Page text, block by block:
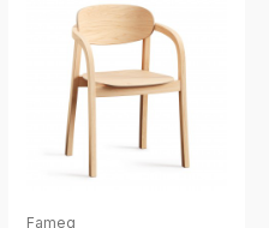
Fameg